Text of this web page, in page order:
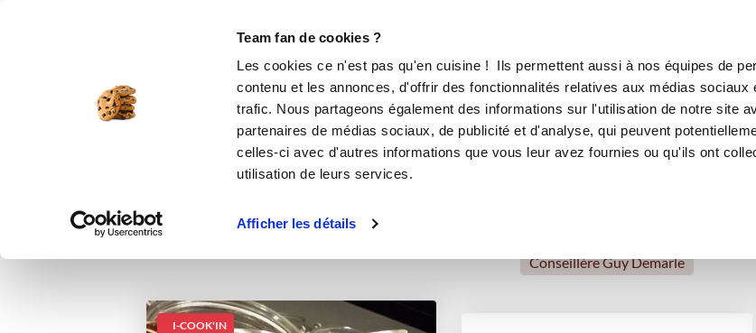
Team fan de cookies ?
Les cookies ce n'est pas qu'en cuisine ! Ils permettent aussi à nos équipes de
contenu et les annonces, d'offrir des fonctionnalités relatives aux médias sociaux
trafic. Nous partageons également des informations sur l'utilisation de notre site
partenaires de médias sociaux, de publicité et d'analyse, qui peuvent
celles-ci avec d'autres informations que vous leur avez fournies ou qu'ils ont
utilisation de leurs services.
Afficher les détails
Confiture de Poires au
desserts
Conseillère Guy Demarle
I-COOK'IN